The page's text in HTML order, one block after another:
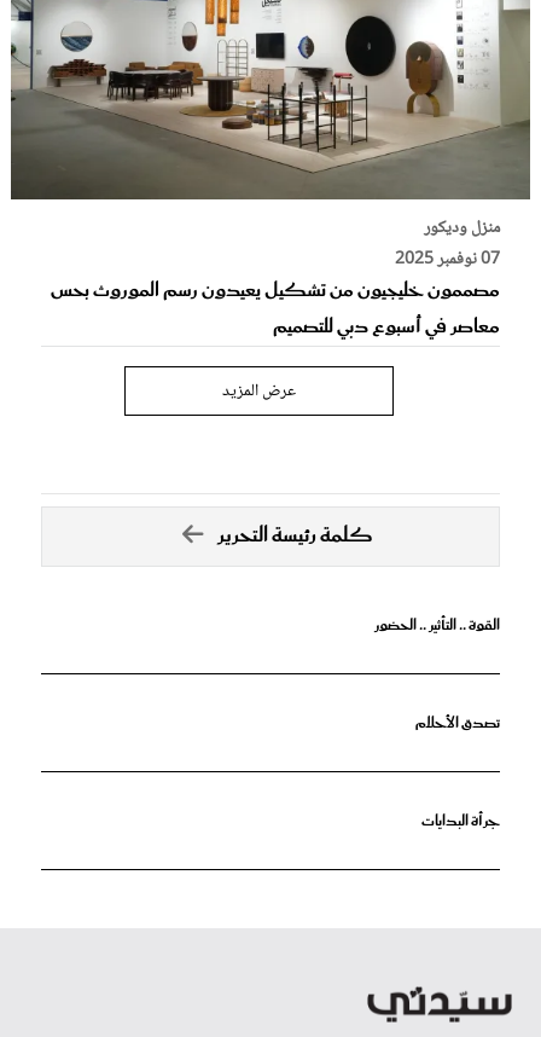
منزل وديكور
07 نوفمبر 2025
مصممون خليجيون من تشكيل يعيدون رسم الموروث بحس
معاصر في أسبوع دبي للتصميم
عرض المزيد
كلمة رئيسة التحرير
القوة .. التأثير .. الحضور
تصدق الأحلام
جرأة البدايات